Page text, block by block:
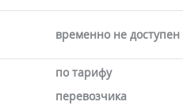
временно не доступен
по тарифу
перевозчика